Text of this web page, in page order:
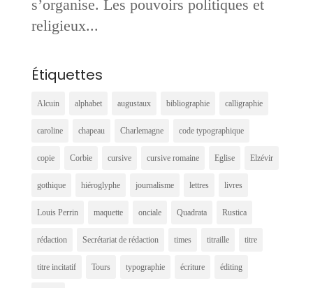
s’organise. Les pouvoirs politiques et
religieux...
Étiquettes
Alcuin alphabet augustaux bibliographie calligraphie
caroline chapeau Charlemagne code typographique
copie Corbie cursive cursive romaine Eglise Elzévir
gothique hiéroglyphe journalisme lettres livres
Louis Perrin maquette onciale Quadrata Rustica
rédaction Secrétariat de rédaction times titraille titre
titre incitatif Tours typographie écriture éditing